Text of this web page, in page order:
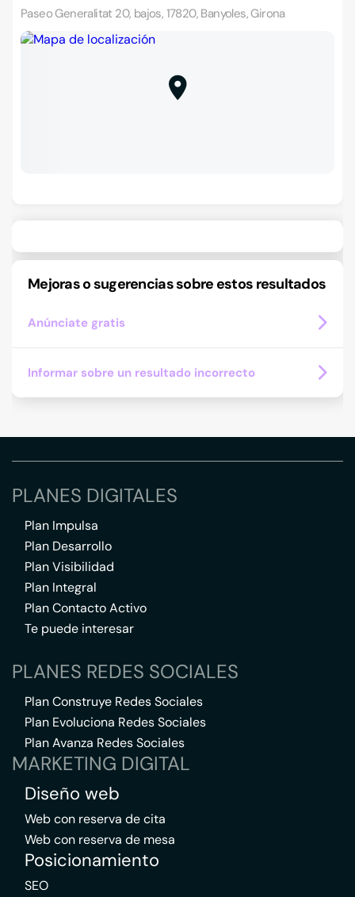
Paseo Generalitat 20, bajos, 17820, Banyoles, Girona
Mejoras o sugerencias sobre estos resultados
Anúnciate gratis
Informar sobre un resultado incorrecto
PLANES DIGITALES
Plan Impulsa
Plan Desarrollo
Plan Visibilidad
Plan Integral
Plan Contacto Activo
Te puede interesar
PLANES REDES SOCIALES
Plan Construye Redes Sociales
Plan Evoluciona Redes Sociales
Plan Avanza Redes Sociales
MARKETING DIGITAL
Diseño web
Web con reserva de cita
Web con reserva de mesa
Posicionamiento
SEO